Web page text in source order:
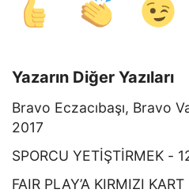
Yazarın Diğer Yazıları
Bravo Eczacıbaşı, Bravo
2017
SPORCU YETİŞTİRMEK -
FAIR PLAY’A KIRMIZI